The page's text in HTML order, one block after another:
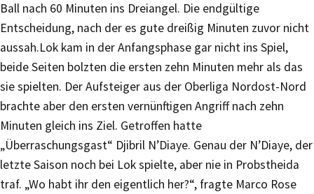
Ball nach 60 Minuten ins Dreiangel. Die endgültige
Entscheidung, nach der es gute dreißig Minuten zuvor nicht
aussah.Lok kam in der Anfangsphase gar nicht ins Spiel,
beide Seiten bolzten die ersten zehn Minuten mehr als das
sie spielten. Der Aufsteiger aus der Oberliga Nordost-Nord
brachte aber den ersten vernünftigen Angriff nach zehn
Minuten gleich ins Ziel. Getroffen hatte
„Überraschungsgast“ Djibril N’Diaye. Genau der N’Diaye, der
letzte Saison noch bei Lok spielte, aber nie in Probstheida
traf. „Wo habt ihr den eigentlich her?“, fragte Marco Rose